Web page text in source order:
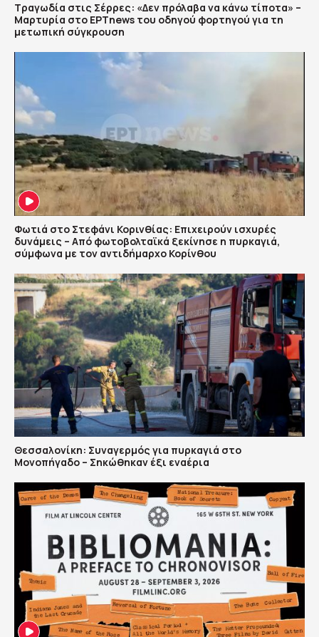
Τραγωδία στις Σέρρες: «Δεν πρόλαβα να κάνω τίποτα» –
Μαρτυρία στο ΕΡΤnews του οδηγού φορτηγού για τη
μετωπική σύγκρουση
Φωτιά στο Στεφάνι Κορινθίας: Επιχειρούν ισχυρές
δυνάμεις – Από φωτοβολταϊκά ξεκίνησε η πυρκαγιά,
σύμφωνα με τον αντιδήμαρχο Κορίνθου
Θεσσαλονίκη: Συναγερμός για πυρκαγιά στο
Μονοπήγαδο – Σηκώθηκαν έξι εναέρια